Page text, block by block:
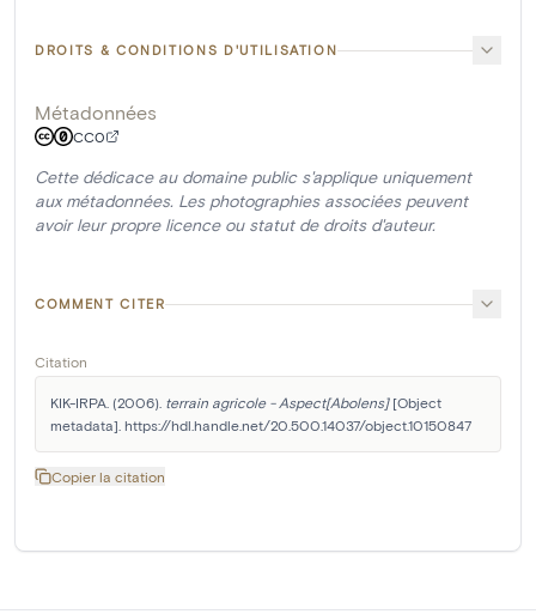
DROITS & CONDITIONS D'UTILISATION
Métadonnées
CC0
Cette dédicace au domaine public s'applique uniquement
aux métadonnées. Les photographies associées peuvent
avoir leur propre licence ou statut de droits d'auteur.
COMMENT CITER
Citation
KIK-IRPA. (2006). terrain agricole - Aspect[Abolens] [Object
metadata]. https://hdl.handle.net/20.500.14037/object.10150847
Copier la citation